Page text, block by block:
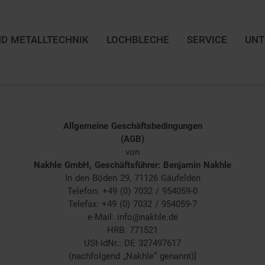
METALLTECHNIK LOCHBLECHE SERVICE
Allgemeine Geschäftsbedingungen
(AGB)
von
Nakhle GmbH, Geschäftsführer: Benjamin Nakhle
In den Böden 29, 71126 Gäufelden
Telefon: +49 (0) 7032 / 954059-0
Telefax: +49 (0) 7032 / 954059-7
e-Mail: info@nakhle.de
HRB: 771521
USt-IdNr.: DE 327497617
(nachfolgend „Nakhle“ genannt)]